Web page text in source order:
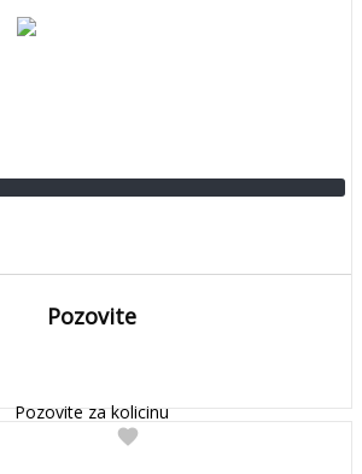
Pozovite
Pozovite za kolicinu
favorite